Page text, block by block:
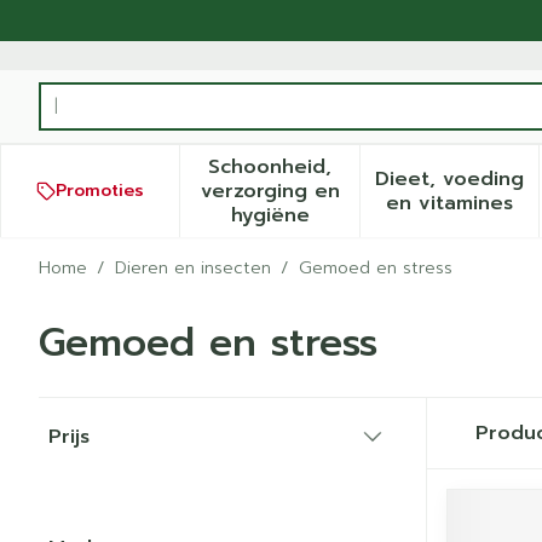
Product, merk, categorie...
Promoties
Schoonheid,
verzorging en
hygiëneToon submenu voor
Dieet, voeding
en vitamines
Toon
Home / Dieren en insecten / Gemoed en stress
Gemoed en stress
Prijs